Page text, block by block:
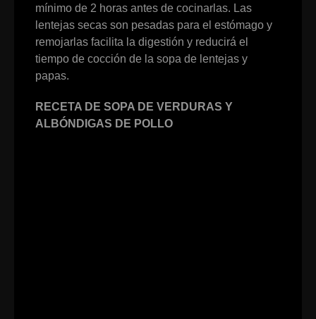
mínimo de 2 horas antes de cocinarlas. Las
lentejas secas son pesadas para el estómago y
remojarlas facilita la digestión y reducirá el
tiempo de cocción de la sopa de lentejas y
papas.
RECETA DE SOPA DE VERDURAS Y
ALBÓNDIGAS DE POLLO